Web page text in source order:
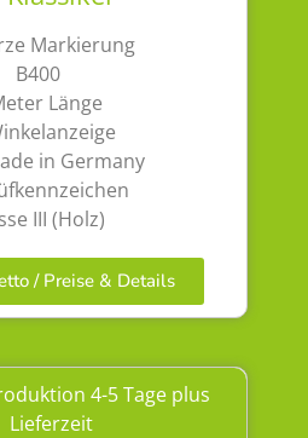
Markierung
B400
Länge
in Germany
III (Holz)
/ Preise & Details
4-5 Tage plus
Lieferzeit